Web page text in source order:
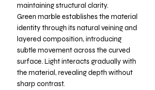
maintaining structural clarity.
Green marble establishes the material
identity through its natural veining and
layered composition, introducing
subtle movement across the curved
surface. Light interacts gradually with
the material, revealing depth without
sharp contrast.